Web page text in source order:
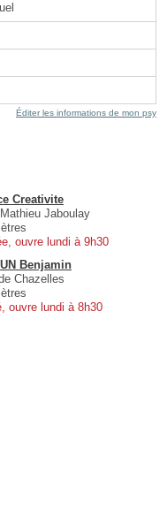
Éditer les informations de mon psy
Creativite
Jaboulay
ouvre lundi à 9h30
Benjamin
Chazelles
ouvre lundi à 8h30